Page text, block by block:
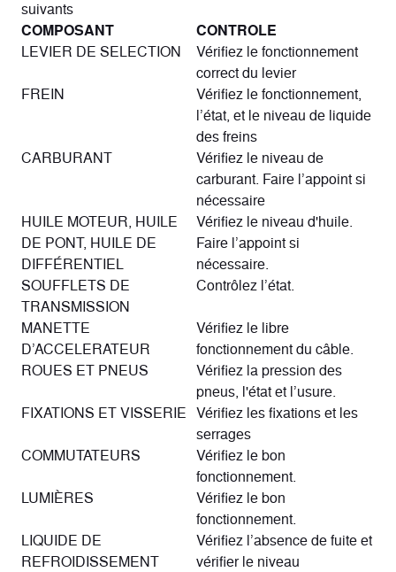
suivants
COMPOSANT
CONTROLE
LEVIER DE SELECTION
Vérifiez le fonctionnement
correct du levier
FREIN
Vérifiez le fonctionnement,
l’état, et le niveau de liquide
des freins
CARBURANT
Vérifiez le niveau de
carburant. Faire l’appoint si
nécessaire
HUILE MOTEUR, HUILE
DE PONT, HUILE DE
DIFFÉRENTIEL
Vérifiez le niveau d'huile.
Faire l’appoint si
nécessaire.
SOUFFLETS DE
TRANSMISSION
Contrôlez l’état.
MANETTE
D’ACCELERATEUR
Vérifiez le libre
fonctionnement du câble.
ROUES ET PNEUS
Vérifiez la pression des
pneus, l'état et l’usure.
FIXATIONS ET VISSERIE Vérifiez les fixations et les
serrages
COMMUTATEURS
Vérifiez le bon
fonctionnement.
LUMIÈRES
Vérifiez le bon
fonctionnement.
LIQUIDE DE
REFROIDISSEMENT
Vérifiez l’absence de fuite et
vérifier le niveau